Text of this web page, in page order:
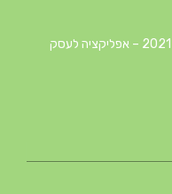
"סדנה – קבלו את כלי השיווק החדשני של 2021 – אפליקציה לעסק